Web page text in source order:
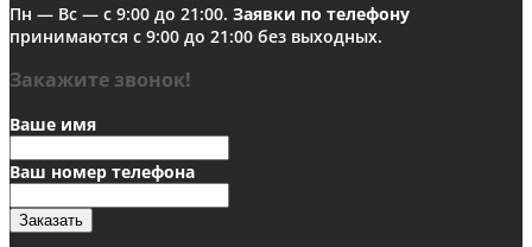
Пн — Вс — с 9:00 до 21:00. Заявки по телефону
принимаются с 9:00 до 21:00 без выходных.
Закажите звонок!
Ваше имя
Ваш номер телефона
Заказать